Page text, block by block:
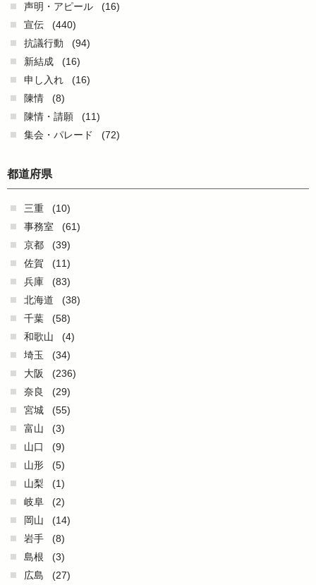
声明・アピール
(16)
宣伝
(440)
抗議行動
(94)
新結成
(16)
申し入れ
(16)
陳情
(8)
陳情・請願
(11)
集会・パレード
(72)
都道府県
三重
(10)
事務室
(61)
京都
(39)
佐賀
(11)
兵庫
(83)
北海道
(38)
千葉
(58)
和歌山
(4)
埼玉
(34)
大阪
(236)
奈良
(29)
宮城
(55)
富山
(3)
山口
(9)
山形
(5)
山梨
(1)
岐阜
(2)
岡山
(14)
岩手
(8)
島根
(3)
広島
(27)